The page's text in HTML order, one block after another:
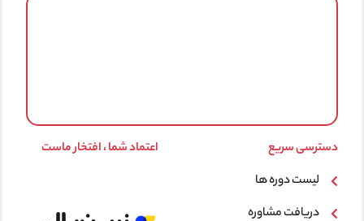
دسترسی سریع
لیست دوره ها
دریافت مشاوره
اعتماد شما ، افتخار ماست